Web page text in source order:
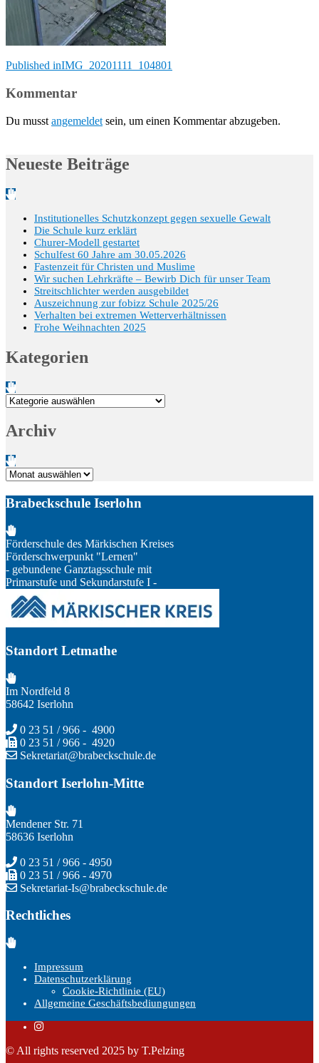
Beitragsnavigation
Published inIMG_20201111_104801
Kommentar
Du musst angemeldet sein, um einen Kommentar abzugeben.
Neueste Beiträge
Institutionelles Schutzkonzept gegen sexuelle Gewalt
Die Schule kurz erklärt
Churer-Modell gestartet
Schulfest 60 Jahre am 30.05.2026
Fastenzeit für Christen und Muslime
Wir suchen Lehrkräfte – Bewirb Dich für unser Team
Streitschlichter werden ausgebildet
Auszeichnung zur fobizz Schule 2025/26
Verhalten bei extremen Wetterverhältnissen
Frohe Weihnachten 2025
Kategorien
Kategorien
Archiv
Archiv
Brabeckschule Iserlohn
Förderschule des Märkischen Kreises
Förderschwerpunkt "Lernen"
- gebundene Ganztagsschule mit
Primarstufe und Sekundarstufe I -
Standort Letmathe
Im Nordfeld 8
58642 Iserlohn
0 23 51 / 966 - 4900
0 23 51 / 966 - 4920
Sekretariat@brabeckschule.de
Standort Iserlohn-Mitte
Mendener Str. 71
58636 Iserlohn
0 23 51 / 966 - 4950
0 23 51 / 966 - 4970
Sekretariat-Is@brabeckschule.de
Rechtliches
Impressum
Datenschutzerklärung
Cookie-Richtlinie (EU)
Allgemeine Geschäftsbediungungen
© All rights reserved 2025 by T.Pelzing